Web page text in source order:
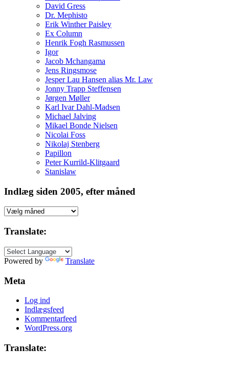
David Gress
Dr. Mephisto
Erik Winther Paisley
Ex Column
Henrik Fogh Rasmussen
Igor
Jacob Mchangama
Jens Ringsmose
Jesper Lau Hansen alias Mr. Law
Jonny Trapp Steffensen
Jørgen Møller
Karl Ivar Dahl-Madsen
Michael Jalving
Mikael Bonde Nielsen
Nicolai Foss
Nikolaj Stenberg
Papillon
Peter Kurrild-Klitgaard
Stanislaw
Indlæg siden 2005, efter måned
Indlæg
2005,
måned
Translate:
Powered by Translate
Meta
Log ind
Indlægsfeed
Kommentarfeed
WordPress.org
Translate: